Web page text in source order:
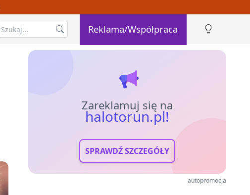
Reklama/Współpraca
Zareklamuj się na
halotorun.pl!
SPRAWDŹ SZCZEGÓŁY
autopromocja